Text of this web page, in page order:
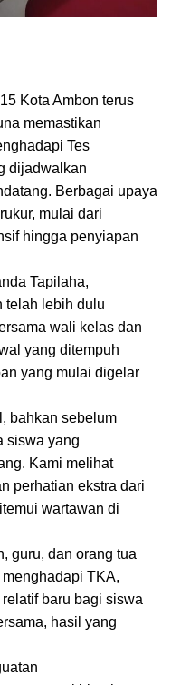
Kota Ambon terus
memastikan
Tes
dijadwalkan
Berbagai upaya
mulai dari
hingga penyiapan
Tapilaha,
telah lebih dulu
wali kelas dan
yang ditempuh
yang mulai digelar
bahkan sebelum
siswa yang
Kami melihat
perhatian ekstra dari
wartawan di
guru, dan orang tua
TKA,
baru bagi siswa
hasil yang